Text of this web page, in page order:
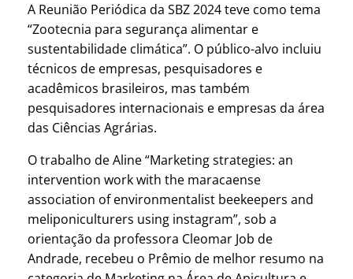
A Reunião Periódica da SBZ 2024 teve como tema
“Zootecnia para segurança alimentar e
sustentabilidade climática”. O público-alvo incluiu
técnicos de empresas, pesquisadores e
acadêmicos brasileiros, mas também
pesquisadores internacionais e empresas da área
das Ciências Agrárias.
O trabalho de Aline “Marketing strategies: an
intervention work with the maracaense
association of environmentalist beekeepers and
meliponiculturers using instagram”, sob a
orientação da professora Cleomar Job de
Andrade, recebeu o Prêmio de melhor resumo na